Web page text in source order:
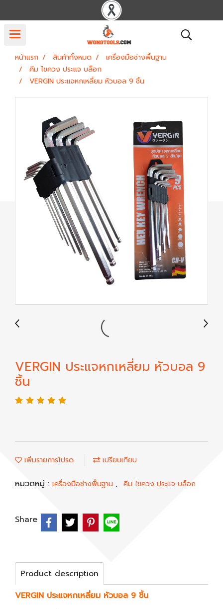
หน้าแรก สินค้าทั้งหมด
เครื่องมือช่างพื้นฐาน
คีม ไขควง ประแจ บล็อก
VERGIN ประแจหกเหลี่ยม หัวบอล 9 ชิ้น
VERGIN ประแจหกเหลี่ยม หัวบอล 9
ชิ้น
เพิ่มรายการโปรด เปรียบเทียบ
หมวดหมู่ : เครื่องมือช่างพื้นฐาน , คีม ไขควง ประแจ บล็อก
Share
Product description
VERGIN ประแจหกเหลี่ยม หัวบอล 9 ชิ้น